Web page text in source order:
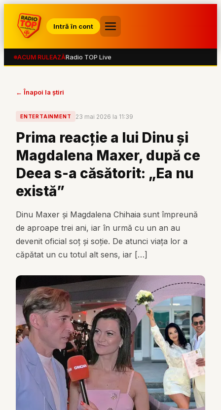
Intră în cont
ACUM RULEAZĂRadio TOP Live
← Înapoi la știri
ENTERTAINMENT 23 mai 2026 la 11:39
Prima reacție a lui Dinu și
Magdalena Maxer, după ce
Deea s-a căsătorit: „Ea nu
există”
Dinu Maxer și Magdalena Chihaia sunt împreună
de aproape trei ani, iar în urmă cu un an au
devenit oficial soț și soție. De atunci viața lor a
căpătat un cu totul alt sens, iar […]